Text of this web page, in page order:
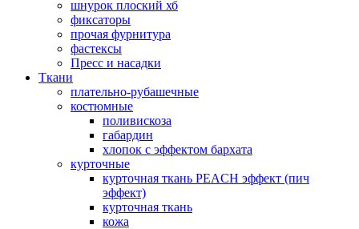
шнурок плоский хб
фиксаторы
прочая фурнитура
фастексы
Пресс и насадки
Ткани
плательно-рубашечные
костюмные
поливискоза
габардин
хлопок с эффектом бархата
курточные
курточная ткань PEACH эффект (пич
эффект)
курточная ткань
кожа